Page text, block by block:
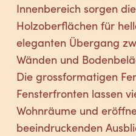
Innenbereich sorgen
Holzoberflächen für
eleganten Übergang
Wänden und
Die grossformatigen
Fensterfronten lassen
Wohnräume und
beeindruckenden